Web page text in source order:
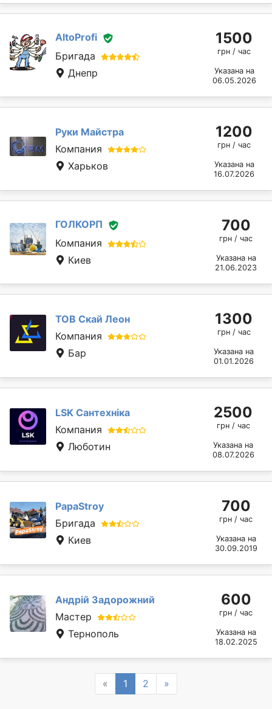
AltoProfi
Бригада
Днепр
1500
грн / час
Указана на
06.05.2026
Руки Майстра
Компания
Харьков
1200
грн / час
Указана на
16.07.2026
ГОЛКОРП
Компания
Киев
700
грн / час
Указана на
21.06.2023
ТОВ Скай Леон
Компания
Бар
1300
грн / час
Указана на
01.01.2026
LSK Сантехніка
Компания
Люботин
2500
грн / час
Указана на
08.07.2026
PapaStroy
Бригада
Киев
700
грн / час
Указана на
30.09.2019
Андрій Задорожний
Мастер
Тернополь
600
грн / час
Указана на
18.02.2025
« Previous
1 2 »